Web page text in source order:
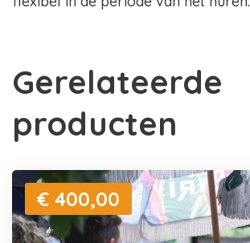
Gerelateerde
producten
€ 400,00